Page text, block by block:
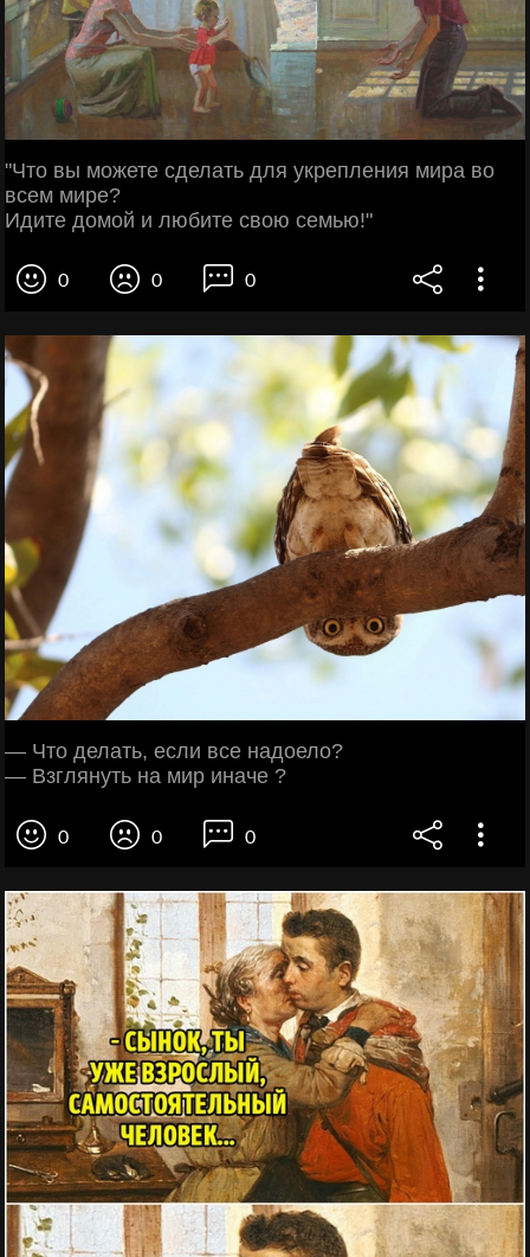
"Что вы можете сделать для укрепления мира во
всем мире?
Идите домой и любите свою семью!"
0 0 0
— Что делать, если все надоело?
— Взглянуть на мир иначе ?
0 0 0